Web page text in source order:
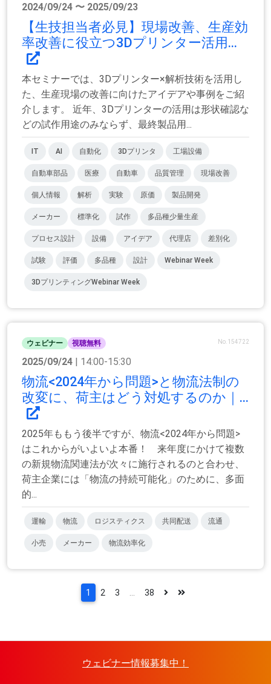
2024/09/24 〜 2025/09/23
【生技担当者必見】現場改善、生産効
率改善に役立つ3Dプリンター活用...
本セミナーでは、3Dプリンター×解析技術を活用し
た、生産現場の改善に向けたアイデアや事例をご紹
介します。 近年、3Dプリンターの活用は形状確認な
どの試作用途のみならず、最終製品用...
IT AI 自動化 3Dプリンタ 工場設備
自動車部品 医療 自動車 品質管理 現場改善
個人情報 解析 実験 原価 製品開発
メーカー 標準化 試作 多品種少量生産
プロセス設計 設備 アイデア 代理店 差別化
試験 評価 多品種 設計 Webinar Week
3DプリンティングWebinar Week
ウェビナー 視聴無料 No.154722
2025/09/24 | 14:00-15:30
物流<2024年から問題>と物流法制の
改変に、荷主はどう対処するのか｜...
2025年ももう後半ですが、物流<2024年から問題>
はこれからがいよいよ本番！ 来年度にかけて複数
の新規物流関連法が次々に施行されるのと合わせ、
荷主企業には「物流の持続可能化」のために、多面
的...
運輸 物流 ロジスティクス 共同配送 流通
小売 メーカー 物流効率化
1 2 3 38
ウェビナー情報募集中！